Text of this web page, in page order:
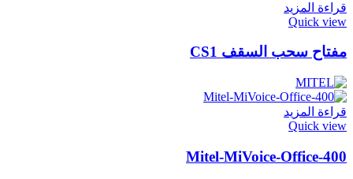
قراءة المزيد
Quick view
مفتاح سحب السقف CS1
قراءة المزيد
Quick view
Mitel-MiVoice-Office-400